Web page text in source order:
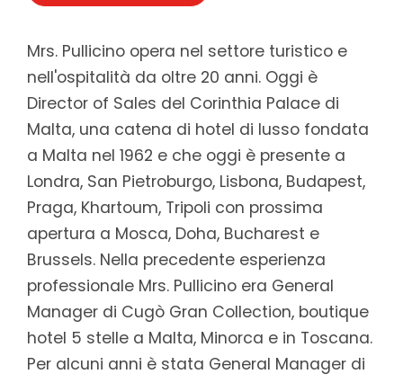
Mrs. Pullicino opera nel settore turistico e
nell'ospitalità da oltre 20 anni. Oggi è
Director of Sales del Corinthia Palace di
Malta, una catena di hotel di lusso fondata
a Malta nel 1962 e che oggi è presente a
Londra, San Pietroburgo, Lisbona, Budapest,
Praga, Khartoum, Tripoli con prossima
apertura a Mosca, Doha, Bucharest e
Brussels. Nella precedente esperienza
professionale Mrs. Pullicino era General
Manager di Cugò Gran Collection, boutique
hotel 5 stelle a Malta, Minorca e in Toscana.
Per alcuni anni è stata General Manager di